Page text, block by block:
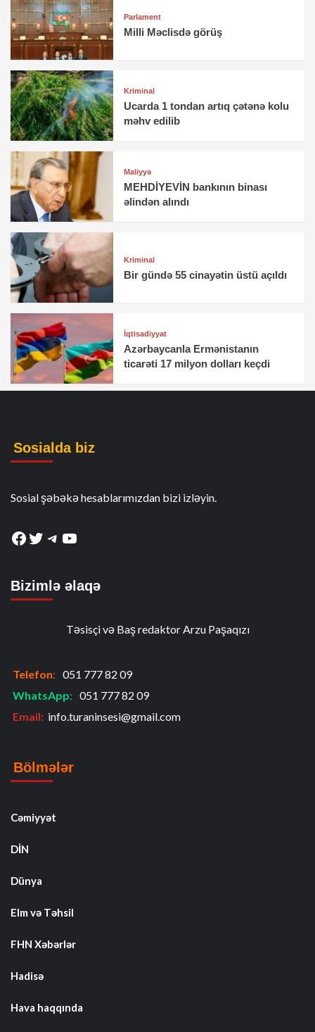
Parlament
Milli Məclisdə görüş
Kriminal
Ucarda 1 tondan artıq çətənə kolu
məhv edilib
Maliyyə
MEHDİYEVİN bankının binası
əlindən alındı
Kriminal
Bir gündə 55 cinayətin üstü açıldı
İqtisadiyyat
Azərbaycanla Ermənistanın
ticarəti 17 milyon dolları keçdi
Sosialda biz
Sosial şəbəkə hesablarımızdan bizi izləyin.
Facebook
Twitter
Telegram
YouTube
Bizimlə əlaqə
Təsisçi və Baş redaktor Arzu Paşaqızı
Telefon: 051 777 82 09
WhatsApp: 051 777 82 09
Email: info.turaninsesi@gmail.com
Bölmələr
Cəmiyyət
DİN
Dünya
Elm və Təhsil
FHN Xəbərlər
Hadisə
Hava haqqında